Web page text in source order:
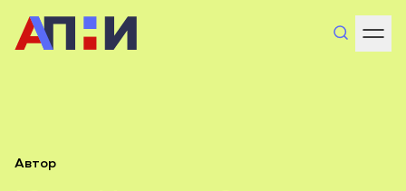
Автор